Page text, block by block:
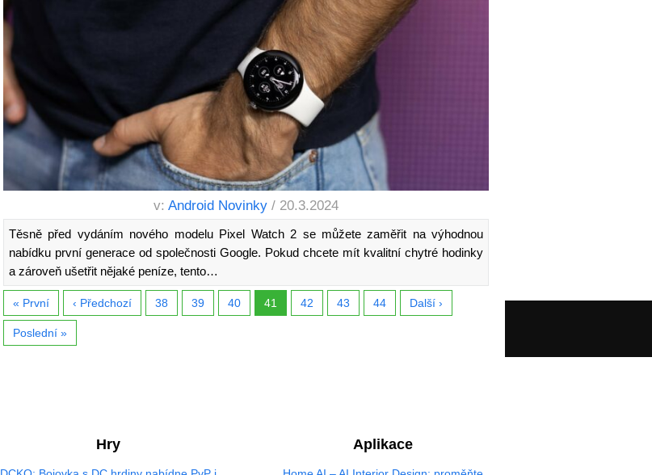
v:Android Novinky / 20.3.2024
Těsně před vydáním nového modelu Pixel Watch 2 se můžete zaměřit na výhodnou
nabídku první generace od společnosti Google. Pokud chcete mít kvalitní chytré hodinky
a zároveň ušetřit nějaké peníze, tento…
« První ‹ Předchozí 38 39 40 41 42 43 44 Další ›
Poslední »
Hry Aplikace